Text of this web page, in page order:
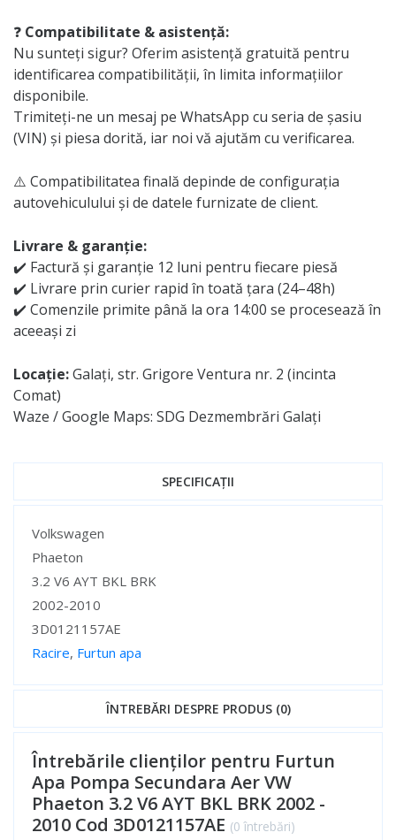
❓ Compatibilitate & asistență:
Nu sunteți sigur? Oferim asistență gratuită pentru
identificarea compatibilității, în limita informațiilor
disponibile.
Trimiteți-ne un mesaj pe WhatsApp cu seria de șasiu
(VIN) și piesa dorită, iar noi vă ajutăm cu verificarea.
⚠️ Compatibilitatea finală depinde de configurația
autovehiculului și de datele furnizate de client.
Livrare & garanție:
✔️ Factură și garanție 12 luni pentru fiecare piesă
✔️ Livrare prin curier rapid în toată țara (24–48h)
✔️ Comenzile primite până la ora 14:00 se procesează în
aceeași zi
Locație:Galați, str. Grigore Ventura nr. 2 (incinta
Comat)
Waze / Google Maps: SDG Dezmembrări Galați
SPECIFICAȚII
Specificații
Volkswagen
Phaeton
3.2 V6 AYT BKL BRK
2002-2010
3D0121157AE
Racire, Furtun apa
ÎNTREBĂRI DESPRE PRODUS (0)
Întrebările clienților pentru Furtun
Apa Pompa Secundara Aer VW
Phaeton 3.2 V6 AYT BKL BRK 2002 -
2010 Cod 3D0121157AE (0 întrebări)